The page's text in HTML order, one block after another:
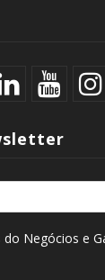
Negócios e